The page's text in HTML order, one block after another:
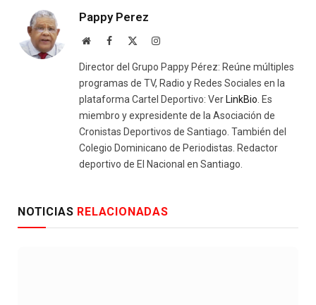
Pappy Perez
WebsiteFacebook Instagram
Director del Grupo Pappy Pérez: Reúne múltiples
programas de TV, Radio y Redes Sociales en la
plataforma Cartel Deportivo: Ver LinkBio. Es
miembro y expresidente de la Asociación de
Cronistas Deportivos de Santiago. También del
Colegio Dominicano de Periodistas. Redactor
deportivo de El Nacional en Santiago.
NOTICIAS RELACIONADAS